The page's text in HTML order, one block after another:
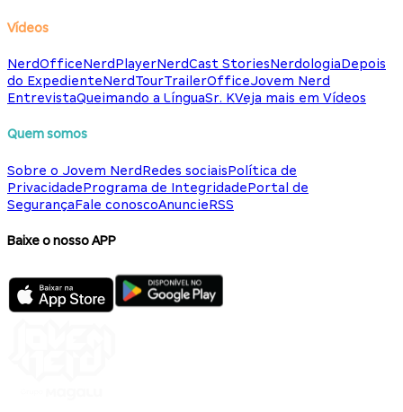
Vídeos
NerdOfficeNerdPlayerNerdCast StoriesNerdologiaDepois
do ExpedienteNerdTourTrailerOfficeJovem Nerd
EntrevistaQueimando a LínguaSr. KVeja mais em Vídeos
Quem somos
Sobre o Jovem NerdRedes sociaisPolítica de
PrivacidadePrograma de IntegridadePortal de
SegurançaFale conoscoAnuncieRSS
Baixe o nosso APP